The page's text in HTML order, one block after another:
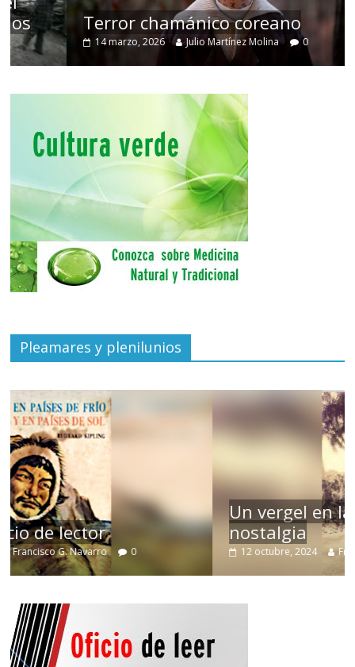
Terror chamánico coreano
14 marzo, 2026 Julio Martínez Molina 0
Pleamares y plenilunios
Un vergel en las nieblas de la
nostalgia
12 octubre, 2024 Francisco G. Navarro 0